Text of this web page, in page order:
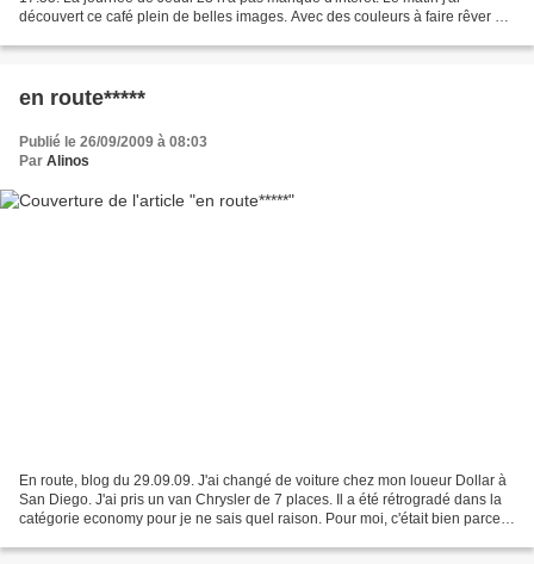
découvert ce café plein de belles images. Avec des couleurs à faire rêver un
en route*****
Publié le 26/09/2009 à 08:03
Par Alinos
En route, blog du 29.09.09. J'ai changé de voiture chez mon loueur Dollar à
San Diego. J'ai pris un van Chrysler de 7 places. Il a été rétrogradé dans la
catégorie economy pour je ne sais quel raison. Pour moi, c'était bien parce